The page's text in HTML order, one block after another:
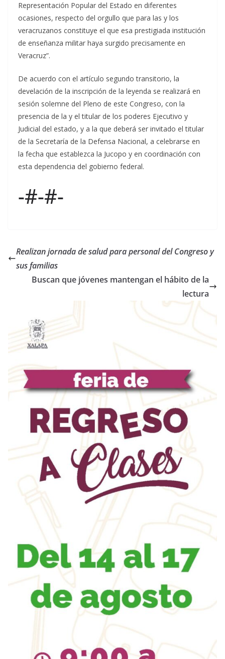
Representación Popular del Estado en diferentes
ocasiones, respecto del orgullo que para las y los
veracruzanos constituye el que esa prestigiada institución
de enseñanza militar haya surgido precisamente en
Veracruz”.
De acuerdo con el artículo segundo transitorio, la
develación de la inscripción de la leyenda se realizará en
sesión solemne del Pleno de este Congreso, con la
presencia de la y el titular de los poderes Ejecutivo y
Judicial del estado, y a la que deberá ser invitado el titular
de la Secretaría de la Defensa Nacional, a celebrarse en
la fecha que establezca la Jucopo y en coordinación con
esta dependencia del gobierno federal.
-#-#-
Realizan jornada de salud para personal del Congreso y
sus familias
Buscan que jóvenes mantengan el hábito de la
lectura